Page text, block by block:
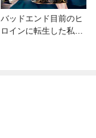
バッドエンド目前のヒ
ロインに転生した私、